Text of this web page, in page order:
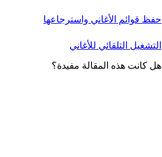
حفظ قوائم الأغاني واسترجاعها
التشغيل التلقائي للأغاني
هل كانت هذه المقالة مفيدة؟